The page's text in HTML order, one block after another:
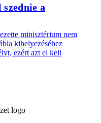
a
minisztérium nem
kihelyezéséhez
ezért azt el kell